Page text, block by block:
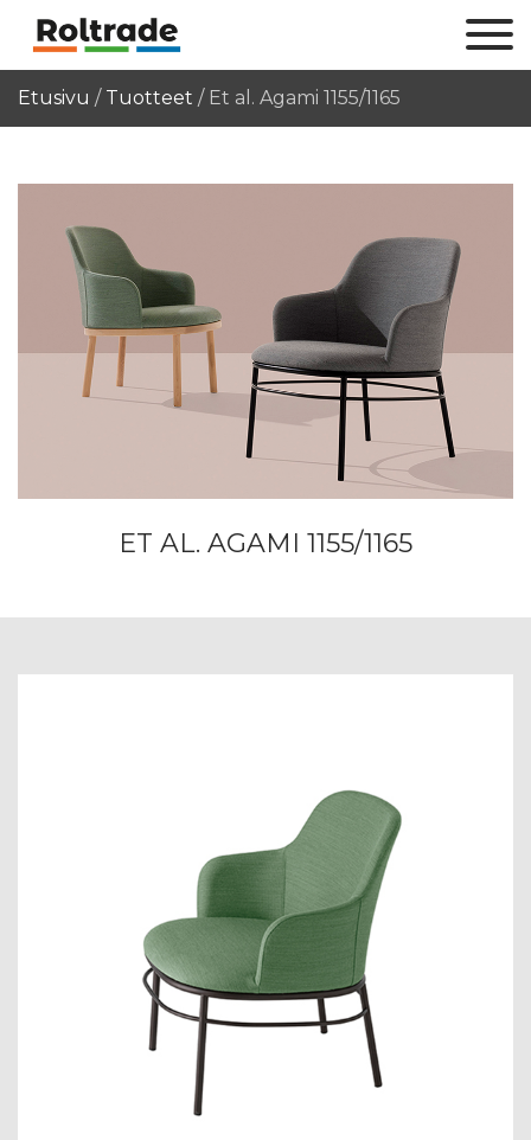
Etusivu / Tuotteet / Et al. Agami 1155/1165
ET AL. AGAMI 1155/1165